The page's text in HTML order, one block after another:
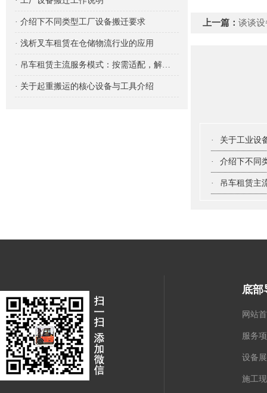
· 介绍下不同类型工厂设备搬迁要求
· 浅析叉车租赁在仓储物流行业的应用
· 吊车租赁主流服务模式：按需适配，解锁吊装作业新路径
· 关于起重搬运的核心设备与工具介绍
上一篇： 谈谈
· 关于工业设
· 介绍下不同
· 吊车租赁主
底部
网站
服务
设备
施工